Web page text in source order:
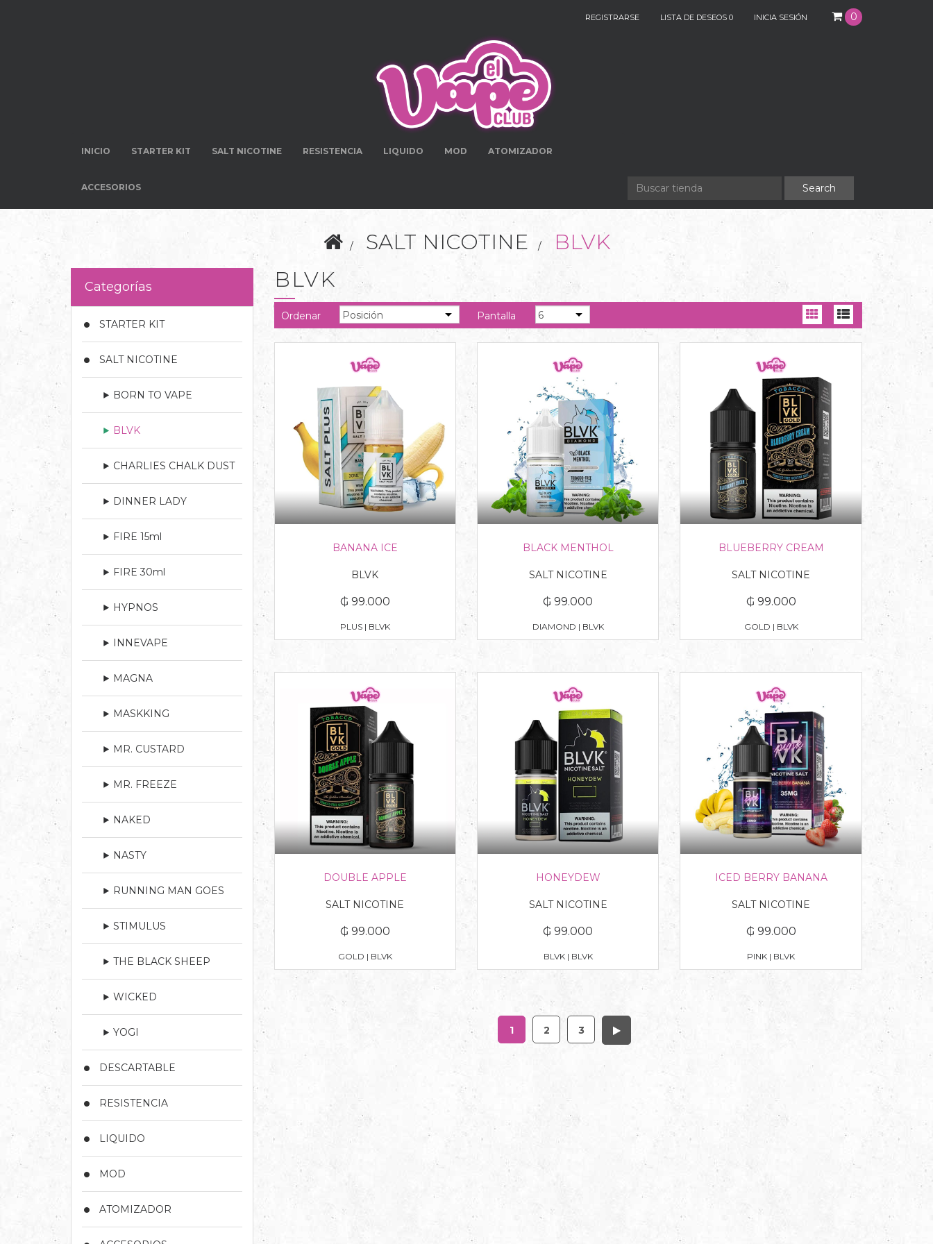
0
REGISTRARSE LISTA DE DESEOS 0 INICIA SESIÓN
INICIO STARTER KIT SALT NICOTINE RESISTENCIA LIQUIDO MOD ATOMIZADOR
ACCESORIOS
SALT NICOTINE BLVK
Categorías
STARTER KIT
SALT NICOTINE
BORN TO VAPE
BLVK
CHARLIES CHALK DUST
DINNER LADY
FIRE 15ml
FIRE 30ml
HYPNOS
INNEVAPE
MAGNA
MASKKING
MR. CUSTARD
MR. FREEZE
NAKED
NASTY
RUNNING MAN GOES
STIMULUS
THE BLACK SHEEP
WICKED
YOGI
DESCARTABLE
RESISTENCIA
LIQUIDO
MOD
ATOMIZADOR
BLVK
Ordenar Pantalla
BANANA ICE
BLVK
₲ 99.000
PLUS | BLVK
BLACK MENTHOL
SALT NICOTINE
₲ 99.000
DIAMOND | BLVK
BLUEBERRY CREAM
SALT NICOTINE
₲ 99.000
GOLD | BLVK
DOUBLE APPLE
SALT NICOTINE
₲ 99.000
GOLD | BLVK
HONEYDEW
SALT NICOTINE
₲ 99.000
BLVK | BLVK
ICED BERRY BANANA
SALT NICOTINE
₲ 99.000
PINK | BLVK
1 2 3